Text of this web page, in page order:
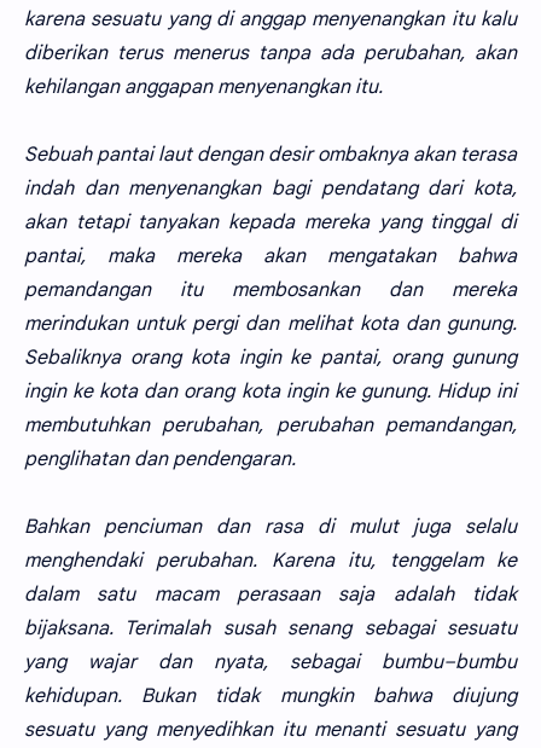
karena sesuatu yang di anggap menyenangkan itu kalu
diberikan terus menerus tanpa ada perubahan, akan
kehilangan anggapan menyenangkan itu.
Sebuah pantai laut dengan desir ombaknya akan terasa
indah dan menyenangkan bagi pendatang dari kota,
akan tetapi tanyakan kepada mereka yang tinggal di
pantai, maka mereka akan mengatakan bahwa
pemandangan itu membosankan dan mereka
merindukan untuk pergi dan melihat kota dan gunung.
Sebaliknya orang kota ingin ke pantai, orang gunung
ingin ke kota dan orang kota ingin ke gunung. Hidup ini
membutuhkan perubahan, perubahan pemandangan,
penglihatan dan pendengaran.
Bahkan penciuman dan rasa di mulut juga selalu
menghendaki perubahan. Karena itu, tenggelam ke
dalam satu macam perasaan saja adalah tidak
bijaksana. Terimalah susah senang sebagai sesuatu
yang wajar dan nyata, sebagai bumbu–bumbu
kehidupan. Bukan tidak mungkin bahwa diujung
sesuatu yang menyedihkan itu menanti sesuatu yang